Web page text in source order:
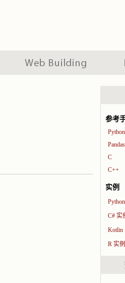
参考
Python
Pandas
C
C++
实例
C# 实
Kotlin
R 实例